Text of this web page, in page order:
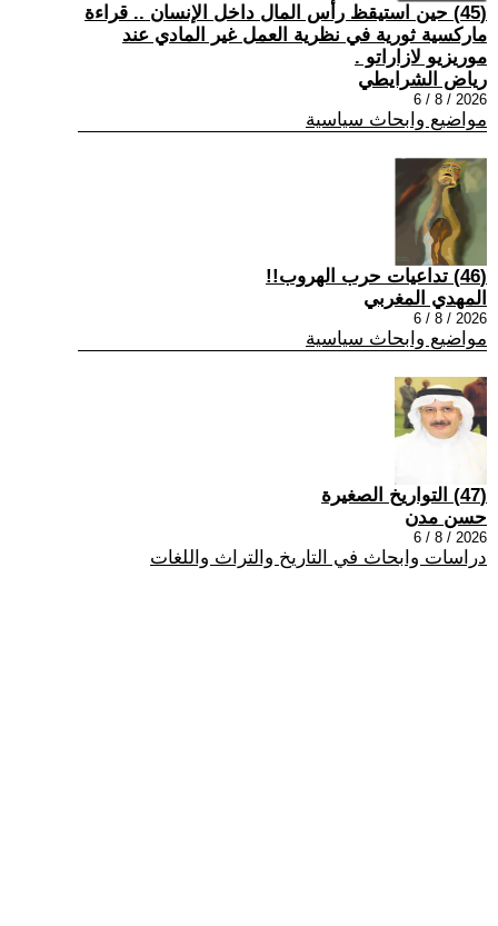
(45) حين استيقظ رأس المال داخل الإنسان .. قراءة
ماركسية ثورية في نظرية العمل غير المادي عند
موريزيو لازاراتو .
رياض الشرايطي
2026 / 8 / 6
مواضيع وابحاث سياسية
(46) تداعيات حرب الهروب!!
المهدي المغربي
2026 / 8 / 6
مواضيع وابحاث سياسية
(47) التواريخ الصغيرة
حسن مدن
2026 / 8 / 6
دراسات وابحاث في التاريخ والتراث واللغات